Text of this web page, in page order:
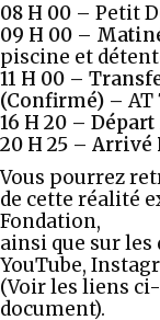
08 H 00 – Petit
09 H 00 –
piscine et
11 H 00 –
(Confirmé) –AT
16 H 20 –
20 H 25 – Arrivé
Vous pourrez
de cette réalité
Fondation,
ainsi que sur les
YouTube,
(Voir les liens ci-
document).